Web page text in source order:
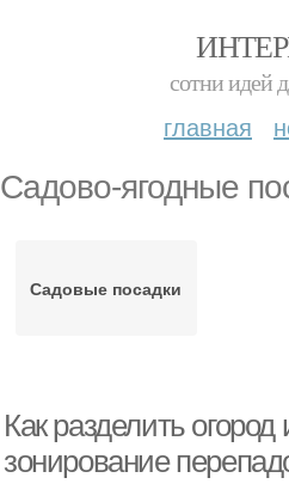
сотни идей
главная
Садово-ягодные
Садовые посадки
Как разделить
зонирование